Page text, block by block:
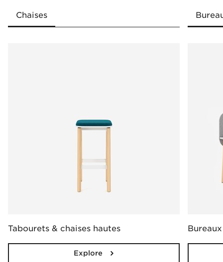
Tabourets & chaises hautes
Explore
Bureaux